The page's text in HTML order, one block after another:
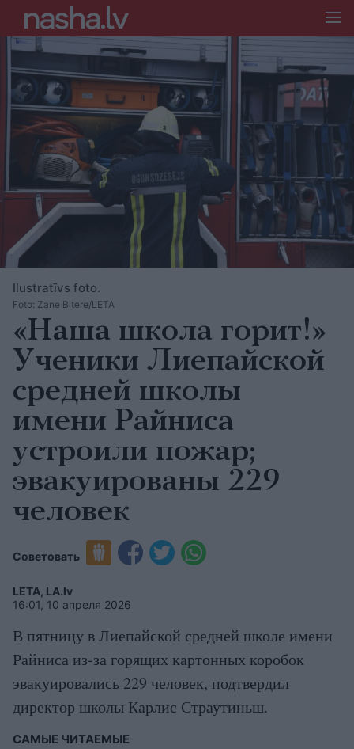
Ilustratīvs foto.
Foto: Zane Bitere/LETA
«Наша школа горит!»
Ученики Лиепайской
средней школы
имени Райниса
устроили пожар;
эвакуированы 229
человек
Советовать
LETA, LA.lv
16:01, 10 апреля 2026
В пятницу в Лиепайской средней школе имени
Райниса из-за горящих картонных коробок
эвакуировались 229 человек, подтвердил
директор школы Карлис Страутиньш.
САМЫЕ ЧИТАЕМЫЕ